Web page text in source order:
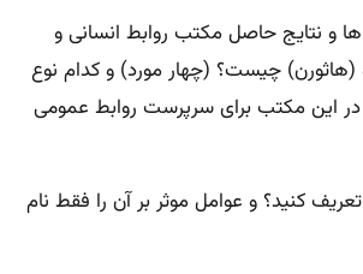
ها و نتایج حاصل مکتب روابط انسانی و
(هاثورن) چیست؟ (چهار مورد) و کدام نوع
این مکتب برای سرپرست روابط عمومی
تعریف کنید؟ و عوامل موثر بر آن را فقط نام